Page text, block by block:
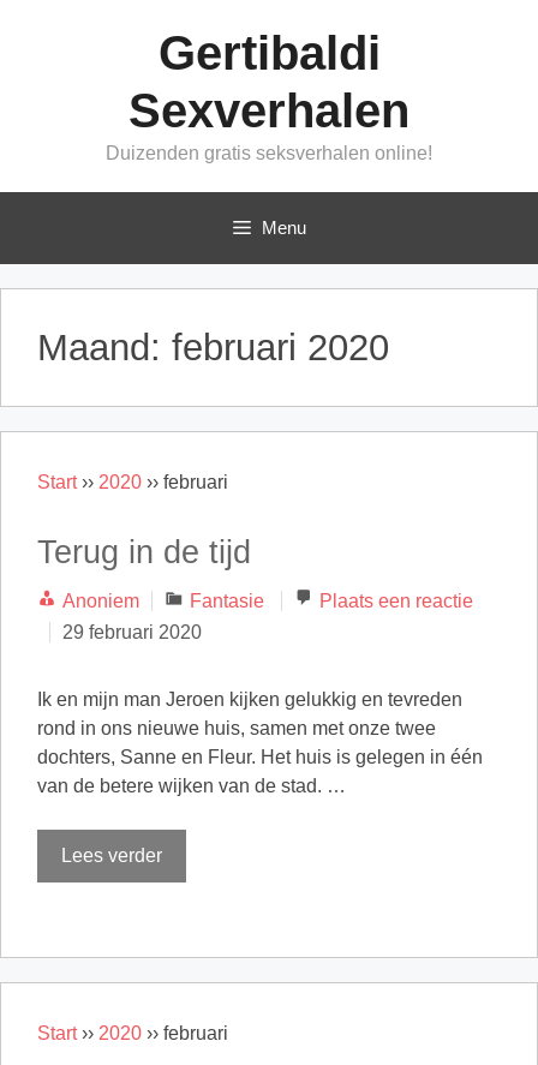
Gertibaldi
Sexverhalen
Duizenden gratis seksverhalen online!
Menu
Maand: februari 2020
Start›› 2020 ›› februari
Terug in de tijd
Anoniem Categorieën
Fantasie
Plaats een reactie
29 februari 2020
Ik en mijn man Jeroen kijken gelukkig en tevreden
rond in ons nieuwe huis, samen met onze twee
dochters, Sanne en Fleur. Het huis is gelegen in één
van de betere wijken van de stad. …
Lees verder
Start›› 2020 ›› februari